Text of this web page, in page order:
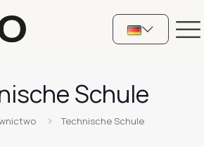
Schule
Technische Schule